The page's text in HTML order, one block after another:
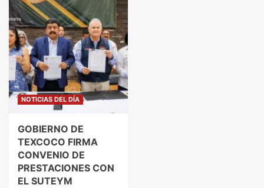
NOTICIAS DEL DÍA
GOBIERNO DE
TEXCOCO FIRMA
CONVENIO DE
PRESTACIONES CON
EL SUTEYM